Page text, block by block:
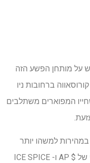
על מותחן הפשע הזה
ברחובות ניו
שחייו המפוארים משתלבים
למשהו יותר
מבולבל ומרגש יותר. עם ג'פרי רייט, רוקי של $ AP ו- ICE SPICE